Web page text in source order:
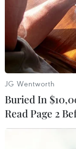
JG Wentworth
Buried In
Read Page 2